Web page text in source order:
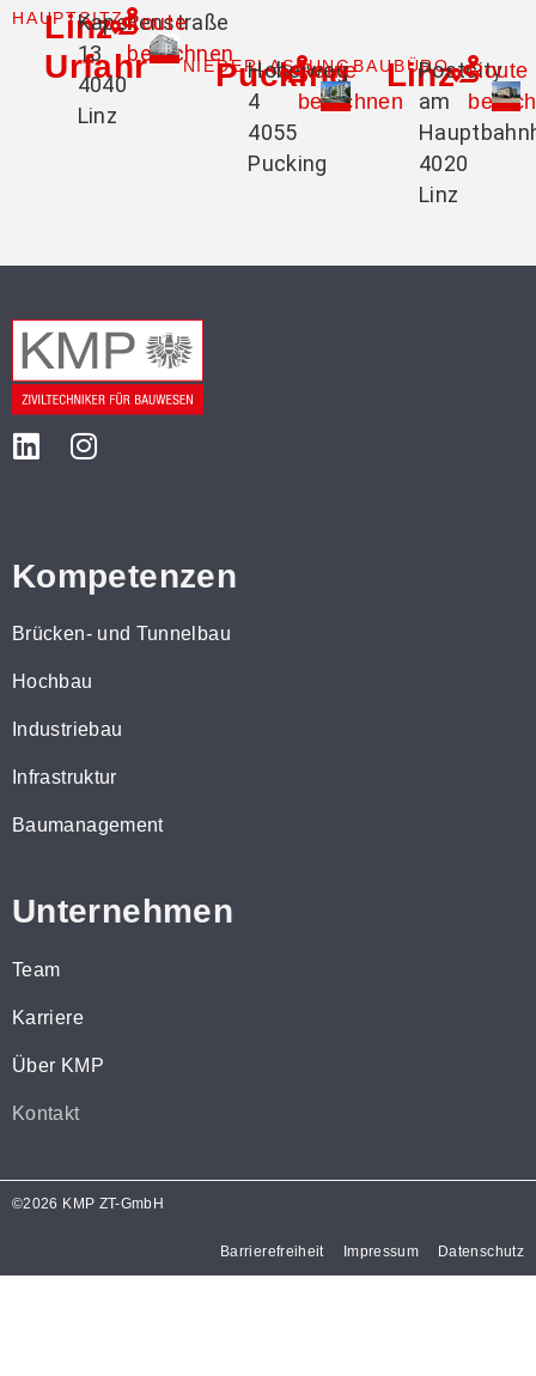
HAUPTSITZ
Linz-
Urfahr
Kapellenstraße
13
4040
Linz
Route
berechnenNIEDERLASSUNG
Pucking
Hobelweg
4
4055
Pucking
Route
berechnen
BAUBÜRO
LinzPostcity
am
4020
Linz
Route
Kompetenzen
Brücken- und Tunnelbau
Hochbau
Industriebau
Infrastruktur
Baumanagement
Unternehmen
Team
Karriere
Über KMP
Kontakt
©2026 KMP ZT-GmbH
Barrierefreiheit Impressum Datenschutz